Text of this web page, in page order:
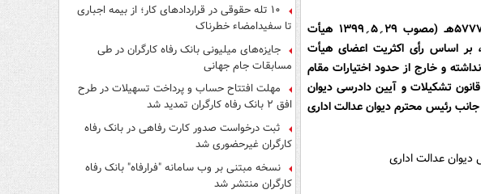
بنا به مراتب فوق، مصوبه هیأت وزیران به شماره ۶۰۴۷۳؍ت۵۷۷۷۰هـ (مصوب ۲۹؍۵؍۱۳۹۹ هیأت
بر اساس رأی اکثریت اعضای هیأت
و خارج از حدود اختیارات مقام
تشخیص نگردید. این رأی به استناد بند ب ماده ۸۴ قانون تشکیلات و آیین دادرسی دیوان
صدور از جانب رئیس محترم دیوان عدالت اداری
عدالت اداری
۱۰ تله حقوقی در قراردادهای کار؛ از بیمه اجباری
تا سفیدامضاء خطرناک
جایزه‌های میلیونی بانک رفاه کارگران در طی
مسابقات جام جهانی
مهلت افتتاح حساب و پرداخت تسهیلات در طرح
افق ۲ بانک رفاه کارگران تمدید شد
ثبت درخواست صدور کارت رفاهی در بانک رفاه
کارگران غیرحضوری شد
نسخه مبتنی بر وب سامانه "فرارفاه" بانک رفاه
کارگران منتشر شد